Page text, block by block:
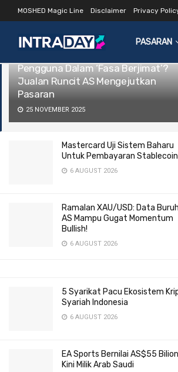
LATEST TRENDING
Pengguna Dalam ‘Fasa Berjimat’?
Jualan Runcit AS Mengejutkan
Pasaran
25 NOVEMBER 2025
Mastercard Uji Sistem Baharu
Untuk Pembayaran Stablecoin
6 AUGUST 2026
Ramalan XAU/USD: Data Buruh
AS Mampu Gugat Momentum
Bullish!
6 AUGUST 2026
5 Syarikat Pacu Ekosistem
Syariah Indonesia
6 AUGUST 2026
EA Sports Bernilai AS$55 Bilion
Kini Milik Arab Saudi
MOSHED Magic Line Disclaimer Privacy
PASARAN